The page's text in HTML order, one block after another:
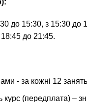
до 15:30, з 15:30 до
18:45 до 21:45.
- за кожні 12
курс (передплата) –